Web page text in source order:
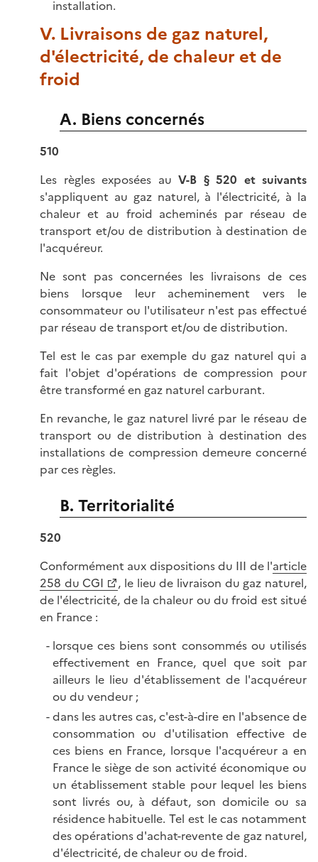
installation.
V. Livraisons de gaz naturel,
d'électricité, de chaleur et de
froid
A. Biens concernés
510
Les règles exposées au V-B § 520 et suivants
s'appliquent au gaz naturel, à l'électricité, à la
chaleur et au froid acheminés par réseau de
transport et/ou de distribution à destination de
l'acquéreur.
Ne sont pas concernées les livraisons de ces
biens lorsque leur acheminement vers le
consommateur ou l'utilisateur n'est pas effectué
par réseau de transport et/ou de distribution.
Tel est le cas par exemple du gaz naturel qui a
fait l'objet d'opérations de compression pour
être transformé en gaz naturel carburant.
En revanche, le gaz naturel livré par le réseau de
transport ou de distribution à destination des
installations de compression demeure concerné
par ces règles.
B. Territorialité
520
Conformément aux dispositions du III de l'article
258 du CGI
, le lieu de livraison du gaz naturel,
de l'électricité, de la chaleur ou du froid est situé
en France :
lorsque ces biens sont consommés ou utilisés
effectivement en France, quel que soit par
ailleurs le lieu d'établissement de l'acquéreur
ou du vendeur ;
dans les autres cas, c'est-à-dire en l'absence de
consommation ou d'utilisation effective de
ces biens en France, lorsque l'acquéreur a en
France le siège de son activité économique ou
un établissement stable pour lequel les biens
sont livrés ou, à défaut, son domicile ou sa
résidence habituelle. Tel est le cas notamment
des opérations d'achat-revente de gaz naturel,
d'électricité, de chaleur ou de froid.